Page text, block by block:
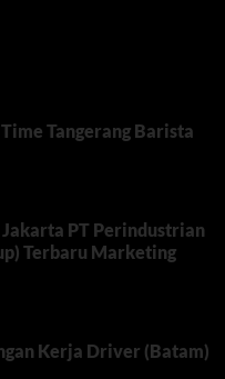
Tangerang Barista
PT Perindustrian
Terbaru Marketing
Kerja Driver (Batam)